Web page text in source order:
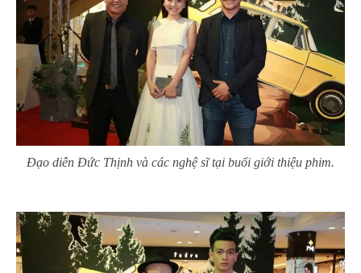
Đạo diễn Đức Thịnh và các nghệ sĩ tại buổi giới thiệu phim.